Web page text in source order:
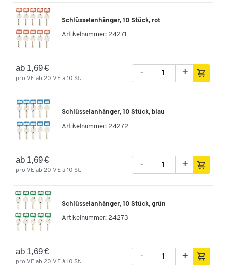
Schlüsselanhänger, 10 Stück, rot
Artikelnummer: 24271
ab 1,69 €
pro VE ab 20 VE à 10 St.
- +
Schlüsselanhänger, 10 Stück, blau
Artikelnummer: 24272
ab 1,69 €
pro VE ab 20 VE à 10 St.
- +
Schlüsselanhänger, 10 Stück, grün
Artikelnummer: 24273
ab 1,69 €
pro VE ab 20 VE à 10 St.
- +